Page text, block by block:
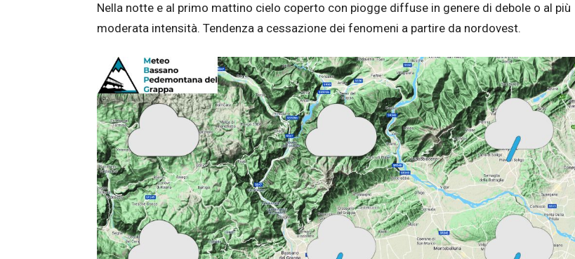
Nella notte e al primo mattino cielo coperto con piogge diffuse in genere di debole o al più
moderata intensità. Tendenza a cessazione dei fenomeni a partire da nordovest.